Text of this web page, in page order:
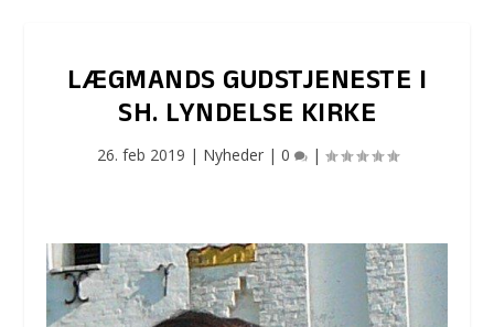
LÆGMANDS GUDSTJENESTE I
SH. LYNDELSE KIRKE
26. feb 2019 | Nyheder| 0 |